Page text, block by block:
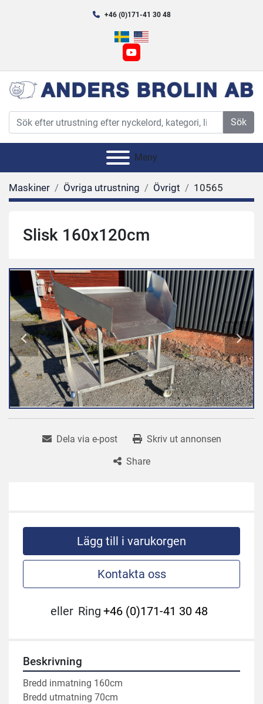
+46 (0)171-41 30 48
youtube
Sök
Meny
Maskiner Övriga utrustning Övrigt 10565
Slisk 160x120cm
Dela via e-post
Skriv ut annonsen
Share
Lägg till i varukorgen
Kontakta oss
eller Ring +46 (0)171-41 30 48
Beskrivning
Bredd inmatning 160cm
Bredd utmatning 70cm